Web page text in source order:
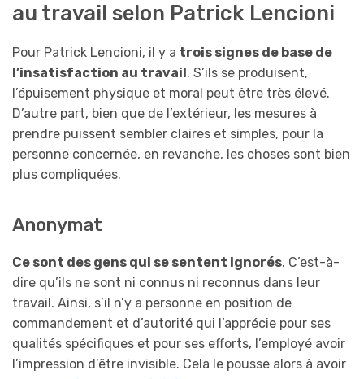
au travail selon Patrick Lencioni
Pour Patrick Lencioni, il y a trois signes de base de
l’insatisfaction au travail . S’ils se produisent,
l’épuisement physique et moral peut être très élevé.
D’autre part, bien que de l’extérieur, les mesures à
prendre puissent sembler claires et simples, pour la
personne concernée, en revanche, les choses sont bien
plus compliquées.
Anonymat
Ce sont des gens qui se sentent ignorés. C’est-à-
dire qu’ils ne sont ni connus ni reconnus dans leur
travail. Ainsi, s’il n’y a personne en position de
commandement et d’autorité qui l’apprécie pour ses
qualités spécifiques et pour ses efforts, l’employé avoir
l’impression d’être invisible. Cela le pousse alors à avoir